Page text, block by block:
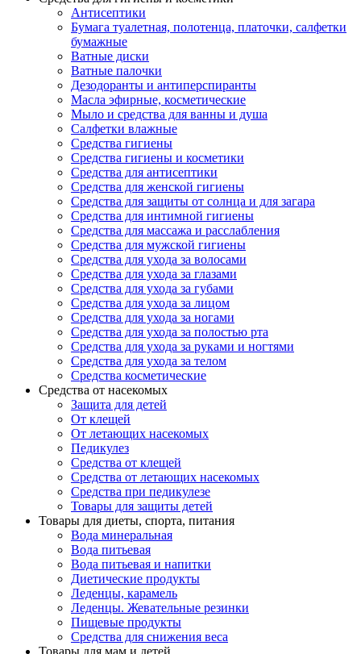
Антисептики
Бумага туалетная, полотенца, платочки, салфетки
бумажные
Ватные диски
Ватные палочки
Дезодоранты и антиперспиранты
Масла эфирные, косметические
Мыло и средства для ванны и душа
Салфетки влажные
Средства гигиены
Средства гигиены и косметики
Средства для антисептики
Средства для женской гигиены
Средства для защиты от солнца и для загара
Средства для интимной гигиены
Средства для массажа и расслабления
Средства для мужской гигиены
Средства для ухода за волосами
Средства для ухода за глазами
Средства для ухода за губами
Средства для ухода за лицом
Средства для ухода за ногами
Средства для ухода за полостью рта
Средства для ухода за руками и ногтями
Средства для ухода за телом
Средства косметические
Средства от насекомых
Защита для детей
От клещей
От летающих насекомых
Педикулез
Средства от клещей
Средства от летающих насекомых
Средства при педикулезе
Товары для защиты детей
Товары для диеты, спорта, питания
Вода минеральная
Вода питьевая
Вода питьевая и напитки
Диетические продукты
Леденцы, карамель
Леденцы. Жевательные резинки
Пищевые продукты
Средства для снижения веса
Товары для мам и детей